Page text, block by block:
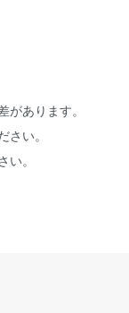
があります。
い。
。